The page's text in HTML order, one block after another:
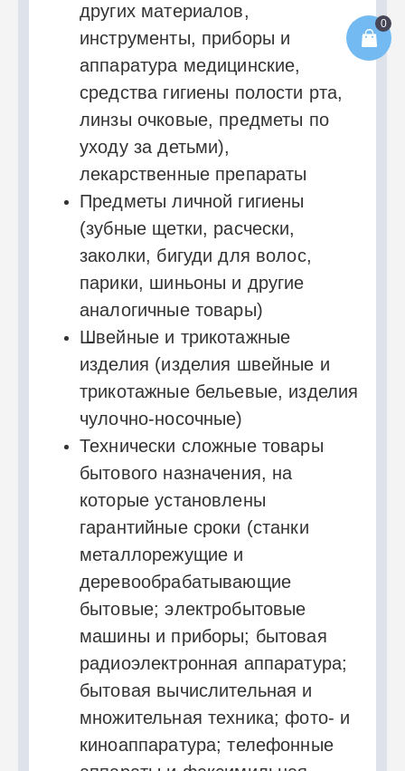
0
других материалов,
инструменты, приборы и
аппаратура медицинские,
средства гигиены полости рта,
линзы очковые, предметы по
уходу за детьми),
лекарственные препараты
Предметы личной гигиены
(зубные щетки, расчески,
заколки, бигуди для волос,
парики, шиньоны и другие
аналогичные товары)
Швейные и трикотажные
изделия (изделия швейные и
трикотажные бельевые, изделия
чулочно-носочные)
Технически сложные товары
бытового назначения, на
которые установлены
гарантийные сроки (станки
металлорежущие и
деревообрабатывающие
бытовые; электробытовые
машины и приборы; бытовая
радиоэлектронная аппаратура;
бытовая вычислительная и
множительная техника; фото- и
киноаппаратура; телефонные